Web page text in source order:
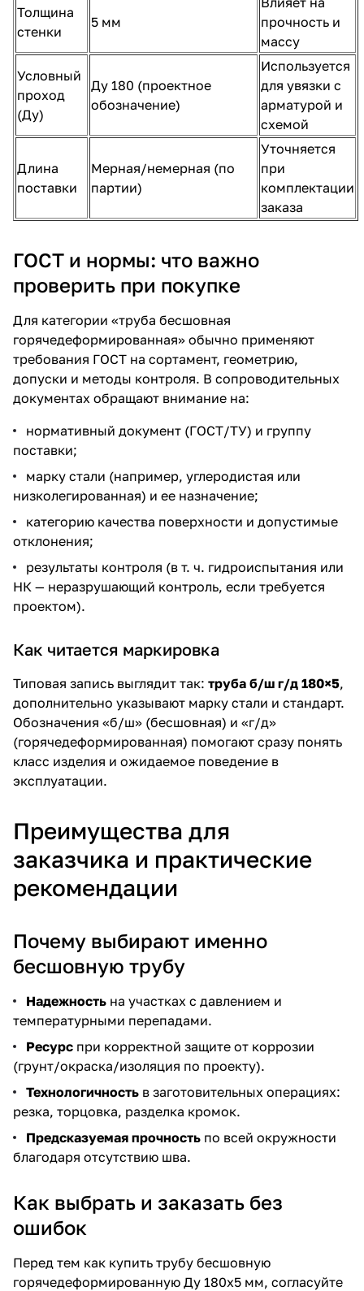
Толщина
стенки
5 мм
прочность и
массу
Условный
проход
(Ду)
Ду 180 (проектное
обозначение)
Используется
для увязки с
арматурой и
схемой
Длина
поставки
Мерная/немерная (по
партии)
Уточняется
при
комплектации
заказа
ГОСТ и нормы: что важно
проверить при покупке
Для категории «труба бесшовная
горячедеформированная» обычно применяют
требования ГОСТ на сортамент, геометрию,
допуски и методы контроля. В сопроводительных
документах обращают внимание на:
нормативный документ (ГОСТ/ТУ) и группу
поставки;
марку стали (например, углеродистая или
низколегированная) и ее назначение;
категорию качества поверхности и допустимые
отклонения;
результаты контроля (в т. ч. гидроиспытания или
НК — неразрушающий контроль, если требуется
проектом).
Как читается маркировка
Типовая запись выглядит так: труба б/ш г/д 180×5,
дополнительно указывают марку стали и стандарт.
Обозначения «б/ш» (бесшовная) и «г/д»
(горячедеформированная) помогают сразу понять
класс изделия и ожидаемое поведение в
эксплуатации.
Преимущества для
заказчика и практические
рекомендации
Почему выбирают именно
бесшовную трубу
Надежность на участках с давлением и
температурными перепадами.
Ресурс при корректной защите от коррозии
(грунт/окраска/изоляция по проекту).
Технологичность в заготовительных операциях:
резка, торцовка, разделка кромок.
Предсказуемая прочность по всей окружности
благодаря отсутствию шва.
Как выбрать и заказать без
ошибок
Перед тем как купить трубу бесшовную
горячедеформированную Ду 180х5 мм, согласуйте